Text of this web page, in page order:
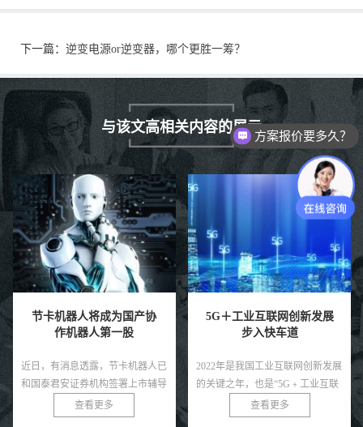
下一篇： 逆变电源or逆变器，哪个更胜一筹？
与该文高相关内容的展示
5G＋工业互联网创新发展
步入快车道
2022年是我国工业互联网创新发展
的关键之年，也是“5G﹢工业互联
网”512工程的收官之年。几年来，
在政策红利与市场推动的双重作用
查看更多
2023年智能驾驶传感器十
大趋势
2022年，汽车行业加速迈向电
动化、智能化。根据乘联会的数
据，2022年前11个月，中国汽车市
场上新能源汽车的零售量已经突破
查看更多
方案报价要多久？